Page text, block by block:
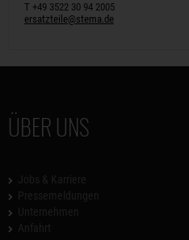
T +49 3522 30 94 2005
ersatzteile@stema.de
ÜBER UNS